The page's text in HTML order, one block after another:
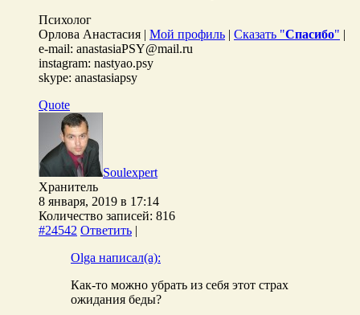
Психолог
Орлова Анастасия | Мой профиль | Сказать "Спасибо" |
e-mail: anastasiaPSY@mail.ru
instagram: nastyao.psy
skype: anastasiapsy
Quote
Soulexpert
Хранитель
8 января, 2019 в 17:14
Количество записей: 816
#24542 Ответить |
Olga написал(а):
Как-то можно убрать из себя этот страх
ожидания беды?